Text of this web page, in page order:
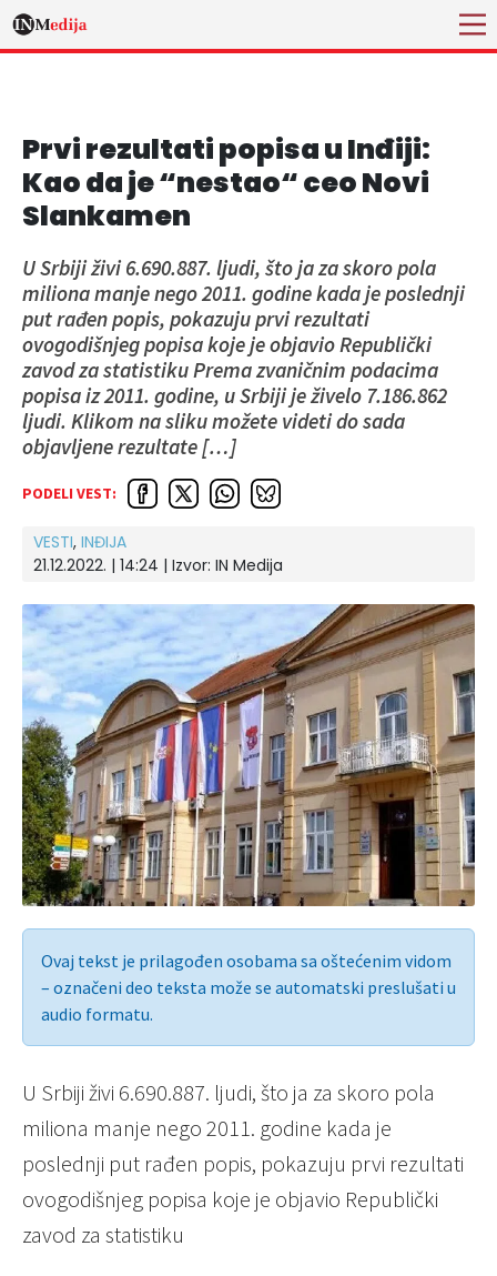
Prvi rezultati popisa u Inđiji:
Kao da je “nestao“ ceo Novi
Slankamen
U Srbiji živi 6.690.887. ljudi, što ja za skoro pola
miliona manje nego 2011. godine kada je poslednji
put rađen popis, pokazuju prvi rezultati
ovogodišnjeg popisa koje je objavio Republički
zavod za statistiku Prema zvaničnim podacima
popisa iz 2011. godine, u Srbiji je živelo 7.186.862
ljudi. Klikom na sliku možete videti do sada
objavljene rezultate […]
PODELI VEST:
VESTI, INĐIJA
21.12.2022. | 14:24 | Izvor: IN Medija
Ovaj tekst je prilagođen osobama sa oštećenim vidom
– označeni deo teksta može se automatski preslušati u
audio formatu.
U Srbiji živi 6.690.887. ljudi, što ja za skoro pola
miliona manje nego 2011. godine kada je
poslednji put rađen popis, pokazuju prvi rezultati
ovogodišnjeg popisa koje je objavio Republički
zavod za statistiku